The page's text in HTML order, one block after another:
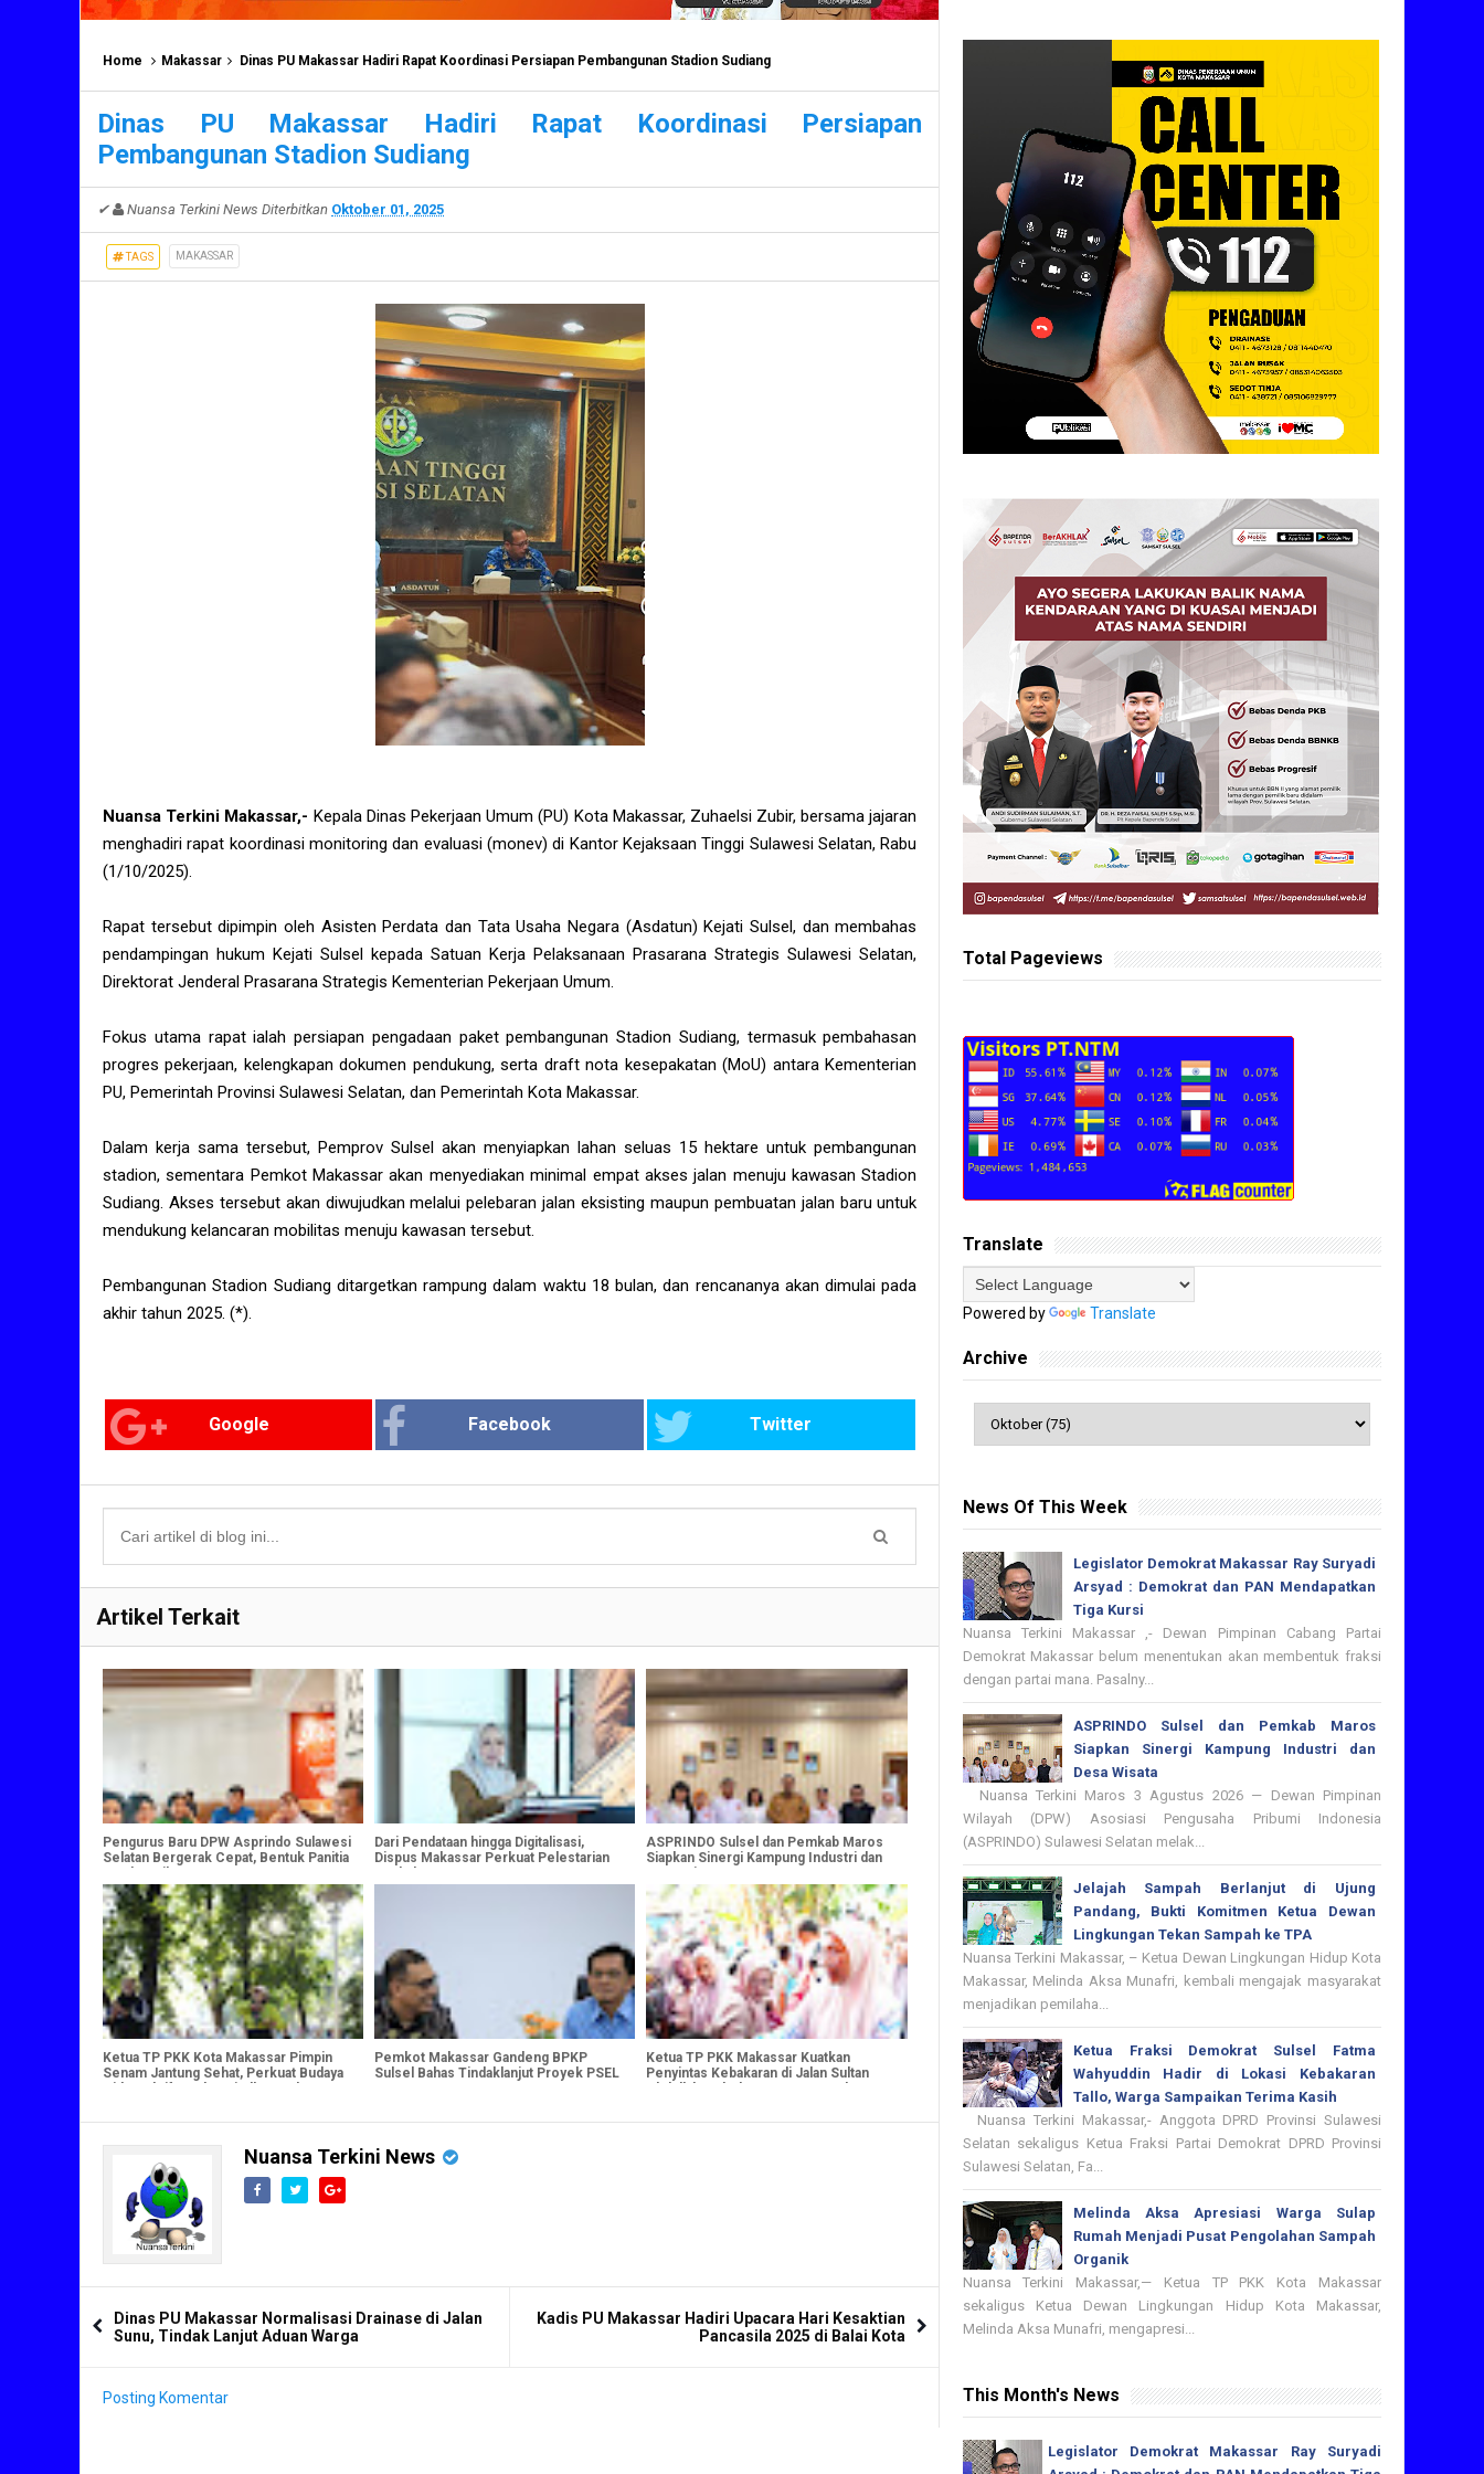
Home Makassar Dinas PU Makassar Hadiri Rapat Koordinasi Persiapan Pembangunan Stadion Sudiang
Dinas PU Makassar Hadiri Rapat Koordinasi Persiapan
Pembangunan Stadion Sudiang
✔ Nuansa Terkini News Diterbitkan Oktober 01, 2025
TAGS MAKASSAR
Nuansa Terkini Makassar,- Kepala Dinas Pekerjaan Umum (PU) Kota Makassar, Zuhaelsi Zubir, bersama jajaran
menghadiri rapat koordinasi monitoring dan evaluasi (monev) di Kantor Kejaksaan Tinggi Sulawesi Selatan, Rabu
(1/10/2025).
Rapat tersebut dipimpin oleh Asisten Perdata dan Tata Usaha Negara (Asdatun) Kejati Sulsel, dan membahas
pendampingan hukum Kejati Sulsel kepada Satuan Kerja Pelaksanaan Prasarana Strategis Sulawesi Selatan,
Direktorat Jenderal Prasarana Strategis Kementerian Pekerjaan Umum.
Fokus utama rapat ialah persiapan pengadaan paket pembangunan Stadion Sudiang, termasuk pembahasan
progres pekerjaan, kelengkapan dokumen pendukung, serta draft nota kesepakatan (MoU) antara Kementerian
PU, Pemerintah Provinsi Sulawesi Selatan, dan Pemerintah Kota Makassar.
Dalam kerja sama tersebut, Pemprov Sulsel akan menyiapkan lahan seluas 15 hektare untuk pembangunan
stadion, sementara Pemkot Makassar akan menyediakan minimal empat akses jalan menuju kawasan Stadion
Sudiang. Akses tersebut akan diwujudkan melalui pelebaran jalan eksisting maupun pembuatan jalan baru untuk
mendukung kelancaran mobilitas menuju kawasan tersebut.
Pembangunan Stadion Sudiang ditargetkan rampung dalam waktu 18 bulan, dan rencananya akan dimulai pada
akhir tahun 2025. (*).
Google Facebook Twitter
Artikel Terkait
Pengurus Baru DPW Asprindo Sulawesi
Selatan Bergerak Cepat, Bentuk Panitia
Dari Pendataan hingga Digitalisasi,
Dispus Makassar Perkuat Pelestarian
ASPRINDO Sulsel dan Pemkab Maros
Siapkan Sinergi Kampung Industri dan
Ketua TP PKK Kota Makassar Pimpin
Senam Jantung Sehat, Perkuat Budaya
Pemkot Makassar Gandeng BPKP
Sulsel Bahas Tindaklanjut Proyek PSEL
Ketua TP PKK Makassar Kuatkan
Penyintas Kebakaran di Jalan Sultan
Nuansa Terkini News
Dinas PU Makassar Normalisasi Drainase di Jalan
Sunu, Tindak Lanjut Aduan Warga
Kadis PU Makassar Hadiri Upacara Hari Kesaktian
Pancasila 2025 di Balai Kota
Posting Komentar
Total Pageviews
Translate
Powered by Translate
Archive
News Of This Week
Legislator Demokrat Makassar Ray Suryadi
Arsyad : Demokrat dan PAN Mendapatkan
Tiga Kursi
Nuansa Terkini Makassar ,- Dewan Pimpinan Cabang Partai
Demokrat Makassar belum menentukan akan membentuk fraksi
dengan partai mana. Pasalny...
ASPRINDO Sulsel dan Pemkab Maros
Siapkan Sinergi Kampung Industri dan
Desa Wisata
Nuansa Terkini Maros 3 Agustus 2026 — Dewan Pimpinan
Wilayah (DPW) Asosiasi Pengusaha Pribumi Indonesia
(ASPRINDO) Sulawesi Selatan melak...
Jelajah Sampah Berlanjut di Ujung
Pandang, Bukti Komitmen Ketua Dewan
Lingkungan Tekan Sampah ke TPA
Nuansa Terkini Makassar, – Ketua Dewan Lingkungan Hidup Kota
Makassar, Melinda Aksa Munafri, kembali mengajak masyarakat
menjadikan pemilaha...
Ketua Fraksi Demokrat Sulsel Fatma
Wahyuddin Hadir di Lokasi Kebakaran
Tallo, Warga Sampaikan Terima Kasih
Nuansa Terkini Makassar,- Anggota DPRD Provinsi Sulawesi
Selatan sekaligus Ketua Fraksi Partai Demokrat DPRD Provinsi
Sulawesi Selatan, Fa...
Melinda Aksa Apresiasi Warga Sulap
Rumah Menjadi Pusat Pengolahan Sampah
Organik
Nuansa Terkini Makassar,— Ketua TP PKK Kota Makassar
sekaligus Ketua Dewan Lingkungan Hidup Kota Makassar,
Melinda Aksa Munafri, mengapresi...
This Month's News
Legislator Demokrat Makassar Ray Suryadi